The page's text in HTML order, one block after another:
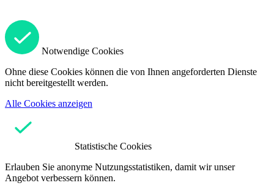
Notwendige Cookies
Ohne diese Cookies können die von Ihnen angeforderten Dienste
nicht bereitgestellt werden.
Alle Cookies anzeigen
Statistische Cookies
Erlauben Sie anonyme Nutzungsstatistiken, damit wir unser
Angebot verbessern können.